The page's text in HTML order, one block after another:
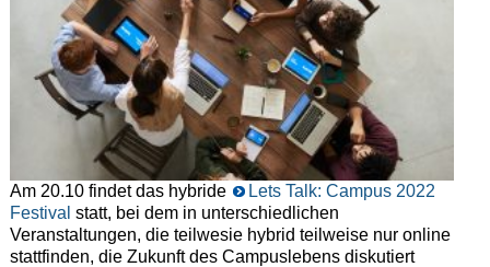
Am 20.10 findet das hybride
Lets Talk: Campus 2022
Festival statt, bei dem in unterschiedlichen
Veranstaltungen, die teilwesie hybrid teilweise nur online
stattfinden, die Zukunft des Campuslebens diskutiert